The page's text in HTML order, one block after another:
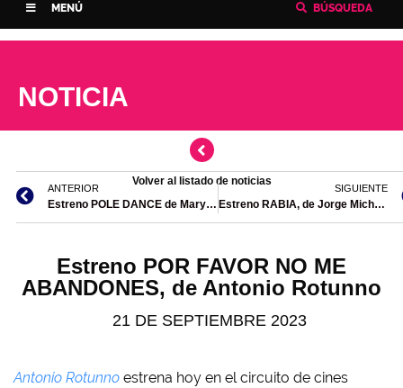
MENÚ BÚSQUEDA
NOTICIA
Volver al listado de noticias
ANTERIOR
Estreno POLE DANCE de Maryse Sistach
SIGUIENTE
Estreno RABIA, de Jorge Michel Grau
Estreno POR FAVOR NO ME
ABANDONES, de Antonio Rotunno
21 DE SEPTIEMBRE 2023
Antonio Rotunno estrena hoy en el circuito de cines